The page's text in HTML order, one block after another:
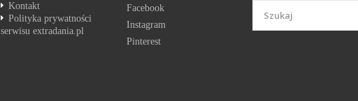
Kontakt
Polityka prywatności
serwisu extradania.pl
Facebook
Instagram
Pinterest